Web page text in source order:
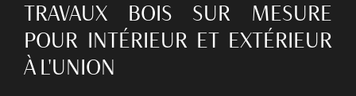
TRAVAUX BOIS SUR MESURE
POUR INTÉRIEUR ET EXTÉRIEUR
À L'UNION